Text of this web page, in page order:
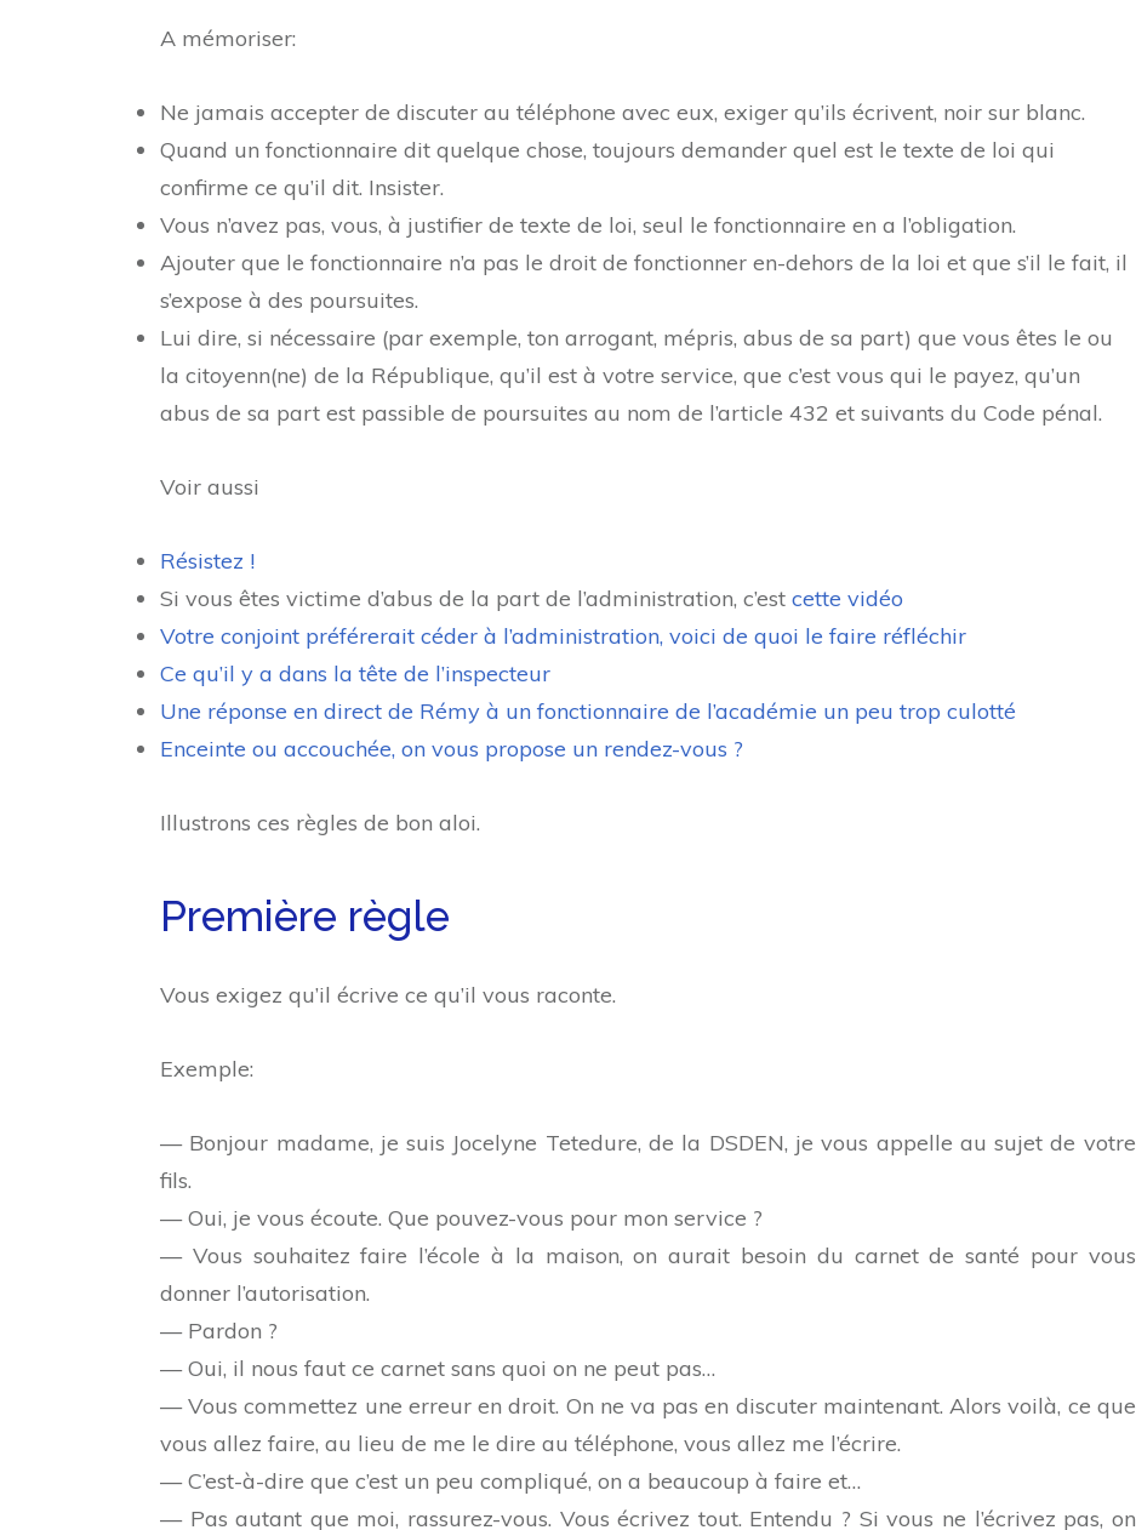
A mémoriser:
Ne jamais accepter de discuter au téléphone avec eux, exiger qu’ils écrivent, noir sur blanc.
Quand un fonctionnaire dit quelque chose, toujours demander quel est le texte de loi qui
confirme ce qu’il dit. Insister.
Vous n’avez pas, vous, à justifier de texte de loi, seul le fonctionnaire en a l’obligation.
Ajouter que le fonctionnaire n’a pas le droit de fonctionner en-dehors de la loi et que s’il le fait, il
s’expose à des poursuites.
Lui dire, si nécessaire (par exemple, ton arrogant, mépris, abus de sa part) que vous êtes le ou
la citoyenn(ne) de la République, qu’il est à votre service, que c’est vous qui le payez, qu’un
abus de sa part est passible de poursuites au nom de l’article 432 et suivants du Code pénal.
Voir aussi
Résistez !
Si vous êtes victime d’abus de la part de l’administration, c’est cette vidéo
Votre conjoint préférerait céder à l’administration, voici de quoi le faire réfléchir
Ce qu’il y a dans la tête de l’inspecteur
Une réponse en direct de Rémy à un fonctionnaire de l’académie un peu trop culotté
Enceinte ou accouchée, on vous propose un rendez-vous ?
Illustrons ces règles de bon aloi.
Première règle
Vous exigez qu’il écrive ce qu’il vous raconte.
Exemple:
— Bonjour madame, je suis Jocelyne Tetedure, de la DSDEN, je vous appelle au sujet de votre
fils.
— Oui, je vous écoute. Que pouvez-vous pour mon service ?
— Vous souhaitez faire l’école à la maison, on aurait besoin du carnet de santé pour vous
donner l’autorisation.
— Pardon ?
— Oui, il nous faut ce carnet sans quoi on ne peut pas…
— Vous commettez une erreur en droit. On ne va pas en discuter maintenant. Alors voilà, ce que
vous allez faire, au lieu de me le dire au téléphone, vous allez me l’écrire.
— C’est-à-dire que c’est un peu compliqué, on a beaucoup à faire et…
— Pas autant que moi, rassurez-vous. Vous écrivez tout. Entendu ? Si vous ne l’écrivez pas, on